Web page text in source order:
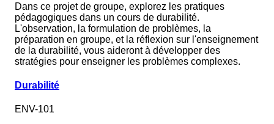
Dans ce projet de groupe, explorez les pratiques
pédagogiques dans un cours de durabilité.
L'observation, la formulation de problèmes, la
préparation en groupe, et la réflexion sur l'enseignement
de la durabilité, vous aideront à développer des
stratégies pour enseigner les problèmes complexes.
Durabilité
ENV-101